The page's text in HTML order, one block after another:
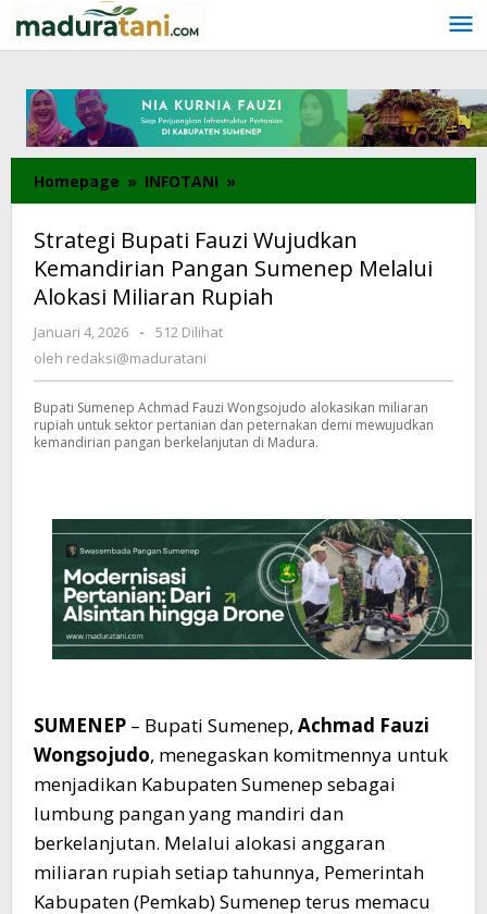
ke
konten
Homepage » INFOTANI »
Bupati
Wujudkan
Kemandirian
Pangan
Miliaran
Rupiah
Strategi Bupati Fauzi Wujudkan
Kemandirian Pangan Sumenep Melalui
Alokasi Miliaran Rupiah
Januari 4, 2026
oleh
redaksi@maduratani
-
512 Dilihat
oleh redaksi@maduratani
Bupati Sumenep Achmad Fauzi Wongsojudo alokasikan miliaran
rupiah untuk sektor pertanian dan peternakan demi mewujudkan
kemandirian pangan berkelanjutan di Madura.
SUMENEP – Bupati Sumenep, Achmad Fauzi
Wongsojudo, menegaskan komitmennya untuk
menjadikan Kabupaten Sumenep sebagai
lumbung pangan yang mandiri dan
berkelanjutan. Melalui alokasi anggaran
miliaran rupiah setiap tahunnya, Pemerintah
Kabupaten (Pemkab) Sumenep terus memacu